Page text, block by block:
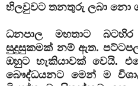
හිලවුවට තනතුරු ලබා නො
ධනපාල මහතාට
සුදුසුකමක් නම් ඇත.
ඔහුට හැකියාවක් වෙයි.
බෞද්ධයනට මෙන් ම